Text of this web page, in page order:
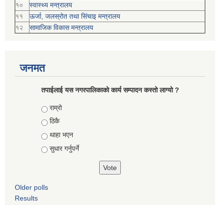
१०
स्वास्थ्य मन्त्रालय
११
ऊर्जा, जलस्रोत तथा सिंचाइ मन्त्रालय
१२
सामाजिक विकास मन्‍‍त्रालय
जनमत
तपाईलाई यस नगरपालिकाको कार्य सम्पादन कस्तो लाग्यो ?
Choices
राम्रो
ठिकै
थाहा भएन
सुधार गर्नुपर्ने
Older polls
Results